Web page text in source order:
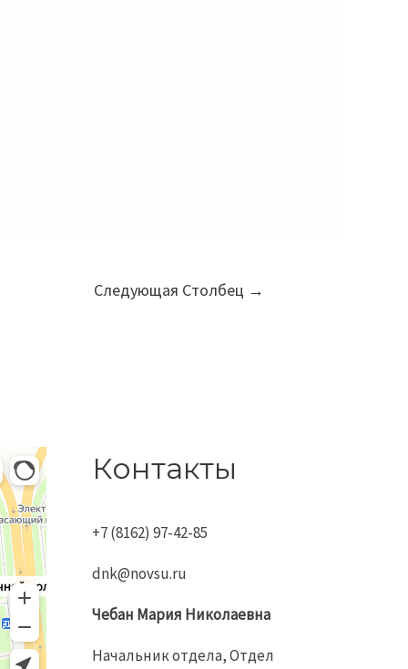
Следующая Столбец →
Контакты
+7 (8162) 97-42-85
dnk@novsu.ru
Чебан Мария Николаевна
Начальник отдела, Отдел